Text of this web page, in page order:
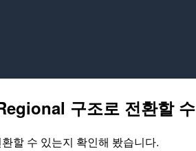
구조로 전환할
할 수 있는지 확인해 봤습니다.